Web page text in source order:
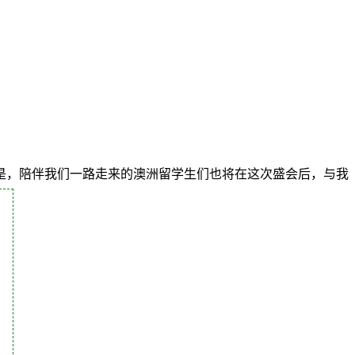
陪伴我们一路走来的澳洲留学生们也将在这次盛会后，与我